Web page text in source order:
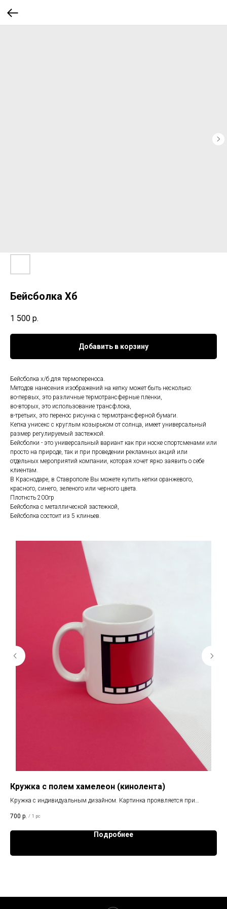
Бейсболка Хб
1 500 р.
Добавить в корзину
Бейсболка х/б для термопереноса.
Методов нанесения изображений на кепку может быть несколько:
во-первых, это различные термотрансферные пленки,
во-вторых, это использование трансфлока,
в-третьих, это перенос рисунка с термотрансферной бумаги.
Кепка унисекс с круглым козырьком от солнца, имеет универсальный
размер регулируемый застежкой.
Бейсболки - это универсальный вариант как при носке спортсменами или
просто на природе, так и при проведении рекламных акций или
отдельных мероприятий компании, которая хочет ярко заявить о себе
клиентам.
В Краснодаре, в Ставрополе Вы можете купить кепки оранжевого,
красного, синего, зеленого или черного цвета.
Плотнсть 200гр
Бейсболка с металлической застежкой,
Бейсболка состоит из 5 клиньев.
Кружка с полем хамелеон (кинолента)
Кружка с индивидуальным дизайном. Картинка проявляется при
700 р. / 1 pc
Подробнее